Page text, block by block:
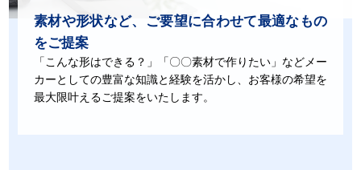
素材や形状など、
ご要望に合わせて最適なもの
をご提案
「こんな形はできる？」「〇〇素材で作りたい」などメー
カーとしての豊富な知識と経験を活かし、お客様の希望を
最大限叶えるご提案をいたします。